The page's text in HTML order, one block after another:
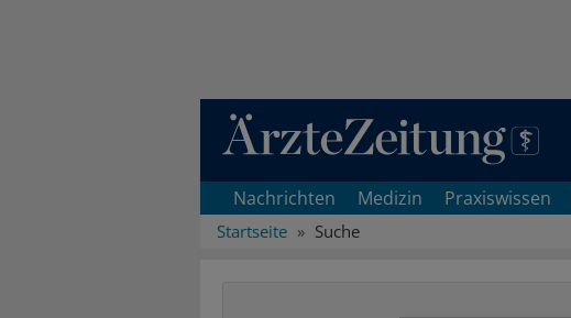
Direkt zum Inhaltsbereich
Nachrichten Medizin Praxiswissen
Startseite Suche